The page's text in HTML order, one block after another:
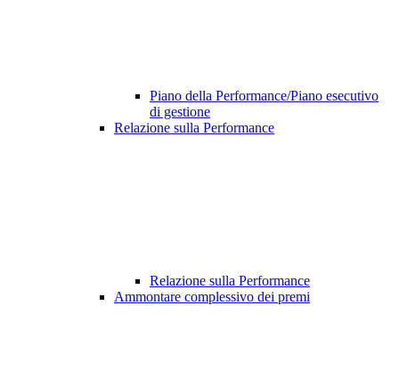
Piano della Performance/Piano esecutivo
di gestione
Relazione sulla Performance
Relazione sulla Performance
Ammontare complessivo dei premi